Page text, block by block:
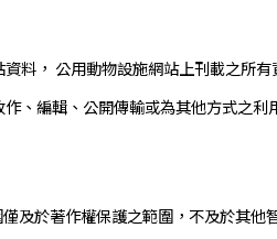
料， 公用動物設施網站上刊載之所
、編輯、公開傳輸或為其他方式之
及於著作權保護之範圍，不及於其他